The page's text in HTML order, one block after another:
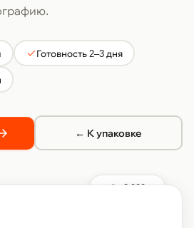
Готовность 2–3 дня
← К упаковке
От 8 000 ₽